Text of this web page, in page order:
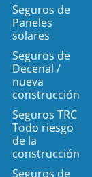
Seguros de
Paneles
solares
Seguros de
Decenal /
nueva
construcción
Seguros TRC
Todo riesgo
de la
construcción
Seguros de